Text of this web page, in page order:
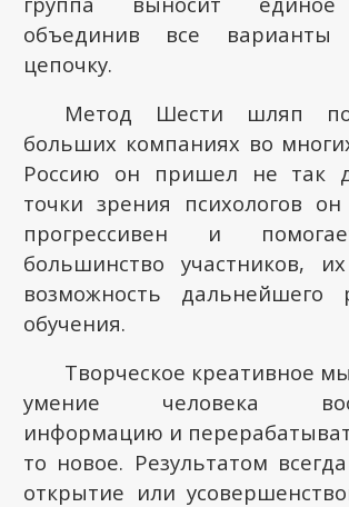
объединив все
цепочку.
Метод Шести шляп
больших компаниях во
Россию он пришел не так
точки зрения психологов он
прогрессивен и
большинство участников,
возможность дальнейшего
обучения.
Творческое креативное
умение человека
информацию и
то новое. Результатом
открытие или